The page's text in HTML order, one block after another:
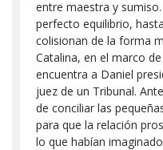
entre maestra y
perfecto equilibrio,
colisionan de la forma
Catalina, en el marco
encuentra a Daniel
juez de un Tribunal.
de conciliar las
para que la relación
lo que habían